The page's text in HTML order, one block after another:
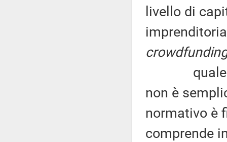
livello di
quale
non è
normativo è
comprende